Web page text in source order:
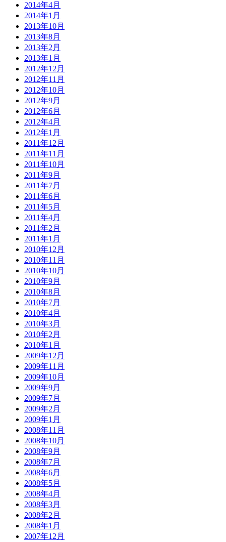
2014年4月
2014年1月
2013年10月
2013年8月
2013年2月
2013年1月
2012年12月
2012年11月
2012年10月
2012年9月
2012年6月
2012年4月
2012年1月
2011年12月
2011年11月
2011年10月
2011年9月
2011年7月
2011年6月
2011年5月
2011年4月
2011年2月
2011年1月
2010年12月
2010年11月
2010年10月
2010年9月
2010年8月
2010年7月
2010年4月
2010年3月
2010年2月
2010年1月
2009年12月
2009年11月
2009年10月
2009年9月
2009年7月
2009年2月
2009年1月
2008年11月
2008年10月
2008年9月
2008年7月
2008年6月
2008年5月
2008年4月
2008年3月
2008年2月
2008年1月
2007年12月